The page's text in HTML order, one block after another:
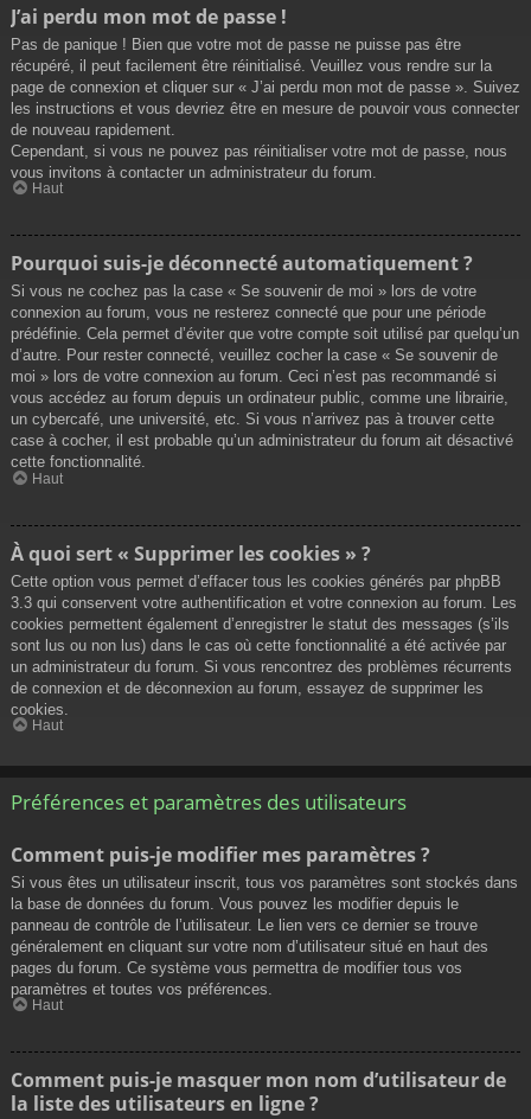
J’ai perdu mon mot de passe !
Pas de panique ! Bien que votre mot de passe ne puisse pas être
récupéré, il peut facilement être réinitialisé. Veuillez vous rendre sur la
page de connexion et cliquer sur « J’ai perdu mon mot de passe ». Suivez
les instructions et vous devriez être en mesure de pouvoir vous connecter
de nouveau rapidement.
Cependant, si vous ne pouvez pas réinitialiser votre mot de passe, nous
vous invitons à contacter un administrateur du forum.
Haut
Pourquoi suis-je déconnecté automatiquement ?
Si vous ne cochez pas la case « Se souvenir de moi » lors de votre
connexion au forum, vous ne resterez connecté que pour une période
prédéfinie. Cela permet d’éviter que votre compte soit utilisé par quelqu’un
d’autre. Pour rester connecté, veuillez cocher la case « Se souvenir de
moi » lors de votre connexion au forum. Ceci n’est pas recommandé si
vous accédez au forum depuis un ordinateur public, comme une librairie,
un cybercafé, une université, etc. Si vous n’arrivez pas à trouver cette
case à cocher, il est probable qu’un administrateur du forum ait désactivé
cette fonctionnalité.
Haut
À quoi sert « Supprimer les cookies » ?
Cette option vous permet d’effacer tous les cookies générés par phpBB
3.3 qui conservent votre authentification et votre connexion au forum. Les
cookies permettent également d’enregistrer le statut des messages (s’ils
sont lus ou non lus) dans le cas où cette fonctionnalité a été activée par
un administrateur du forum. Si vous rencontrez des problèmes récurrents
de connexion et de déconnexion au forum, essayez de supprimer les
cookies.
Haut
Préférences et paramètres des utilisateurs
Comment puis-je modifier mes paramètres ?
Si vous êtes un utilisateur inscrit, tous vos paramètres sont stockés dans
la base de données du forum. Vous pouvez les modifier depuis le
panneau de contrôle de l’utilisateur. Le lien vers ce dernier se trouve
généralement en cliquant sur votre nom d’utilisateur situé en haut des
pages du forum. Ce système vous permettra de modifier tous vos
paramètres et toutes vos préférences.
Haut
Comment puis-je masquer mon nom d’utilisateur de
la liste des utilisateurs en ligne ?